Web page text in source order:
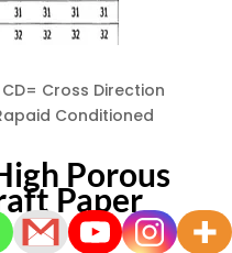
Cross Direction
Conditioned
Porous
Paper